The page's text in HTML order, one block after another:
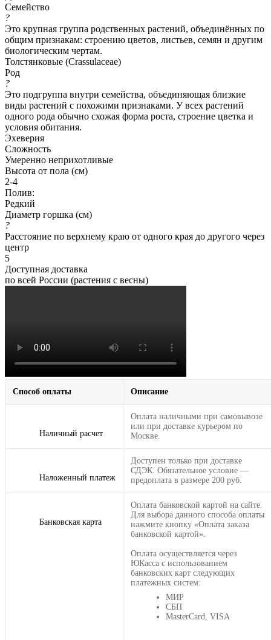
Семейство
?
Это крупная группа родственных растений, объединённых по
общим признакам: строению цветов, листьев, семян и другим
биологическим чертам.
Толстянковые (Crassulaceae)
Род
?
Это подгруппа внутри семейства, объединяющая близкие
виды растений с похожими признаками. У всех растений
одного рода обычно схожая форма роста, строение цветка и
условия обитания.
Эхеверия
Сложность
Умеренно неприхотливые
Высота от пола (см)
2-4
Полив:
Редкий
Диаметр горшка (см)
?
Расстояние по верхнему краю от одного края до другого через
центр
5
Доступная доставка
по всей России (растения с весны)
Способ оплаты Описание
Наличный расчет
Оплата наличными при самовывозе
или при доставке курьером по
Москве.
Наложенный платеж
Доступен только при доставке
СДЭК. Обязательное условие —
предоплата в размере 200 руб.
Банковская карта
Оплата банковской картой на сайте.
Для выбора данного способа оплаты
нажмите кнопку «Оплата заказа
банковской картой».
Оплата осуществляется через
ЮКасса с использованием
банковских карт следующих
платежных систем:
МИР
СБП
MasterCard, VISA